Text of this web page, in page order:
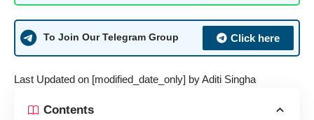
To Join Our Telegram Group Click here
Last Updated on [modified_date_only] byAditi Singha
Contents